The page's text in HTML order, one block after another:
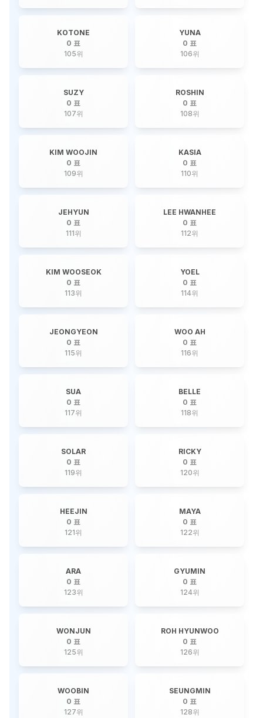
KOTONE
0 표
105위
YUNA
0 표
106위
SUZY
0 표
107위
ROSHIN
0 표
108위
KIM WOOJIN
0 표
109위
KASIA
0 표
110위
JEHYUN
0 표
111위
LEE HWANHEE
0 표
112위
KIM WOOSEOK
0 표
113위
YOEL
0 표
114위
JEONGYEON
0 표
115위
WOO AH
0 표
116위
SUA
0 표
117위
BELLE
0 표
118위
SOLAR
0 표
119위
RICKY
0 표
120위
HEEJIN
0 표
121위
MAYA
0 표
122위
ARA
0 표
123위
GYUMIN
0 표
124위
WONJUN
0 표
125위
ROH HYUNWOO
0 표
126위
WOOBIN
0 표
127위
SEUNGMIN
0 표
128위